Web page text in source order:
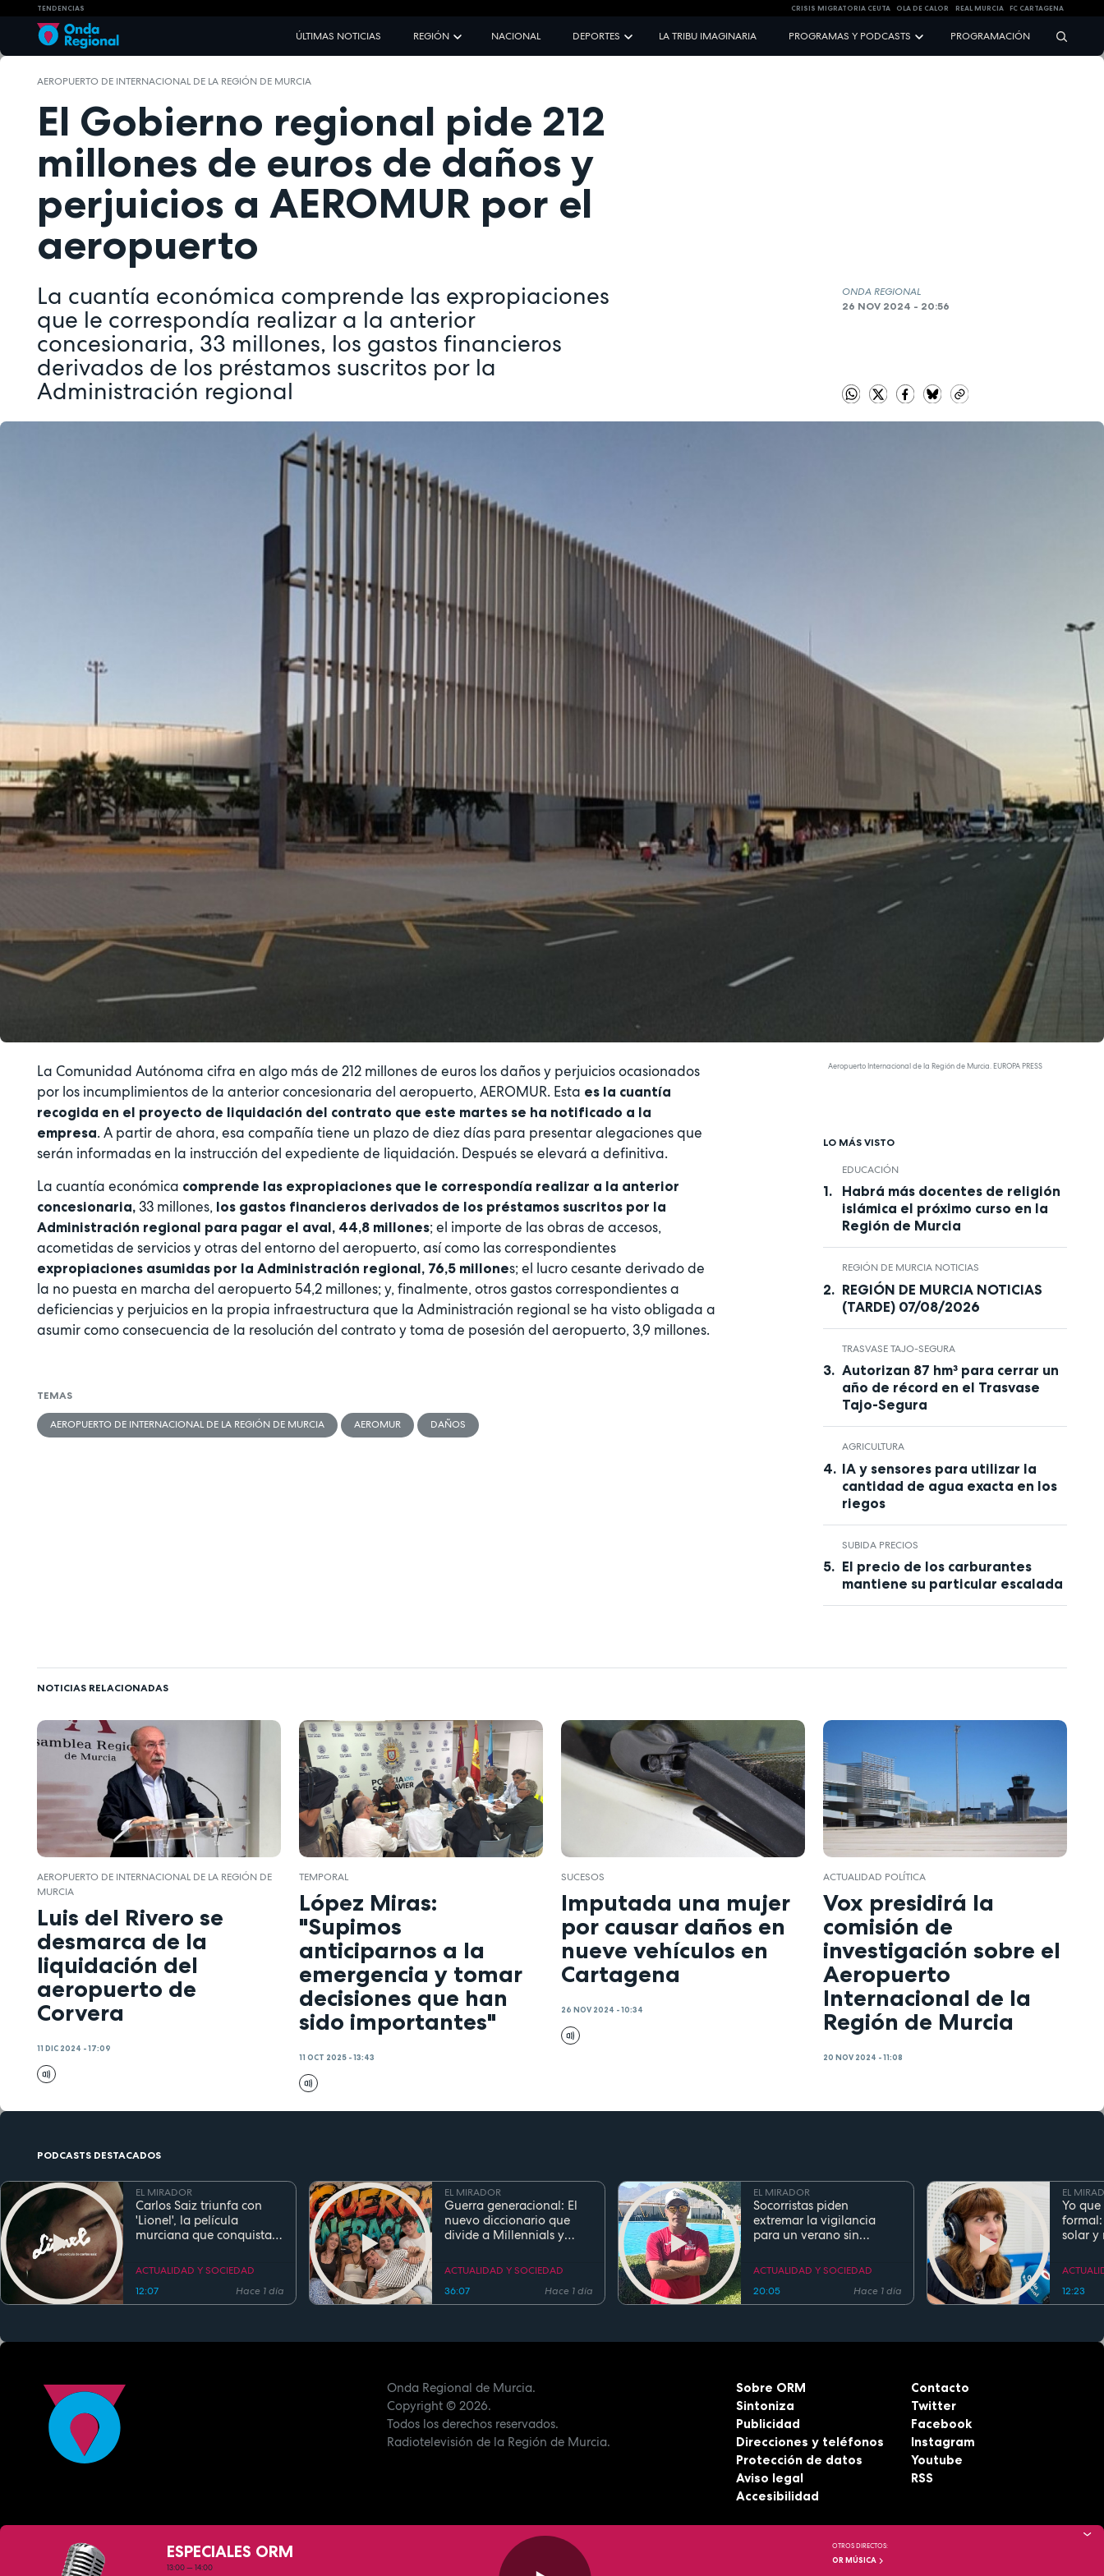
TENDENCIAS CRISIS MIGRATORIA CEUTA OLA DE CALOR REAL MURCIA FC CARTAGENA
ÚLTIMAS NOTICIAS REGIÓN NACIONAL DEPORTES LA TRIBU IMAGINARIA PROGRAMAS Y PODCASTS PROGRAMACIÓN
AEROPUERTO DE INTERNACIONAL DE LA REGIÓN DE MURCIA
El Gobierno regional pide 212
millones de euros de daños y
perjuicios a AEROMUR por el
aeropuerto
La cuantía económica comprende las expropiaciones
que le correspondía realizar a la anterior
concesionaria, 33 millones, los gastos financieros
derivados de los préstamos suscritos por la
Administración regional
ONDA REGIONAL
26 NOV 2024 - 20:56
Aeropuerto Internacional de la Región de Murcia. EUROPA PRESS
La Comunidad Autónoma cifra en algo más de 212 millones de euros los daños y perjuicios ocasionados
por los incumplimientos de la anterior concesionaria del aeropuerto, AEROMUR. Esta es la cuantía
recogida en el proyecto de liquidación del contrato que este martes se ha notificado a la
empresa. A partir de ahora, esa compañía tiene un plazo de diez días para presentar alegaciones que
serán informadas en la instrucción del expediente de liquidación. Después se elevará a definitiva.
La cuantía económica comprende las expropiaciones que le correspondía realizar a la anterior
concesionaria, 33 millones, los gastos financieros derivados de los préstamos suscritos por la
Administración regional para pagar el aval, 44,8 millones; el importe de las obras de accesos,
acometidas de servicios y otras del entorno del aeropuerto, así como las correspondientes
expropiaciones asumidas por la Administración regional, 76,5 millones; el lucro cesante derivado de
la no puesta en marcha del aeropuerto 54,2 millones; y, finalmente, otros gastos correspondientes a
deficiencias y perjuicios en la propia infraestructura que la Administración regional se ha visto obligada a
asumir como consecuencia de la resolución del contrato y toma de posesión del aeropuerto, 3,9 millones.
TEMAS
AEROPUERTO DE INTERNACIONAL DE LA REGIÓN DE MURCIA AEROMUR DAÑOS
LO MÁS VISTO
EDUCACIÓN
Habrá más docentes de religión
islámica el próximo curso en la
Región de Murcia
REGIÓN DE MURCIA NOTICIAS
REGIÓN DE MURCIA NOTICIAS
(TARDE) 07/08/2026
TRASVASE TAJO-SEGURA
Autorizan 87 hm³ para cerrar un
año de récord en el Trasvase
Tajo-Segura
AGRICULTURA
IA y sensores para utilizar la
cantidad de agua exacta en los
riegos
SUBIDA PRECIOS
El precio de los carburantes
mantiene su particular escalada
NOTICIAS RELACIONADAS
AEROPUERTO DE INTERNACIONAL DE LA REGIÓN DE
MURCIA
Luis del Rivero se
desmarca de la
liquidación del
aeropuerto de
Corvera
11 DIC 2024 - 17:09
TEMPORAL
López Miras:
"Supimos
anticiparnos a la
emergencia y tomar
decisiones que han
sido importantes"
11 OCT 2025 - 13:43
SUCESOS
Imputada una mujer
por causar daños en
nueve vehículos en
Cartagena
26 NOV 2024 - 10:34
ACTUALIDAD POLÍTICA
Vox presidirá la
comisión de
investigación sobre el
Aeropuerto
Internacional de la
Región de Murcia
20 NOV 2024 - 11:08
PODCASTS DESTACADOS
EL MIRADOR
Carlos Saiz triunfa con
'Lionel', la película
murciana que conquista
estreno
ACTUALIDAD Y SOCIEDAD
12:07
Hace 1 día
EL MIRADOR
Guerra generacional: El
nuevo diccionario que
divide a Millennials y
ACTUALIDAD Y SOCIEDAD
36:07
Hace 1 día
EL MIRADOR
Socorristas piden
extremar la vigilancia
para un verano sin
regla de los 5 segundos
ACTUALIDAD Y SOCIEDAD
20:05
Hace 1 día
EL
Yo
solar y
12:23
Onda Regional de Murcia.
Copyright© 2026.
Todos los derechos reservados.
Radiotelevisión de la Región de Murcia.
Sobre ORM
Sintoniza
Publicidad
Direcciones y teléfonos
Protección de datos
Aviso legal
Accesibilidad
Contacto
Twitter
Facebook
Instagram
Youtube
RSS
ESPECIALES ORM
13:00—14:00
OTROS DIRECTOS:
OR MÚSICA